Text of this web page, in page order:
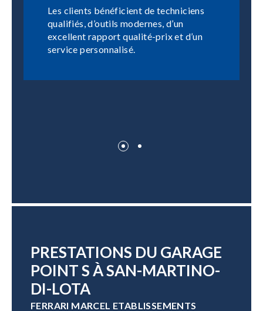
Les clients bénéficient de techniciens
qualifiés, d’outils modernes, d’un
excellent rapport qualité-prix et d’un
service personnalisé.
PRESTATIONS DU GARAGE
POINT S À SAN-MARTINO-
DI-LOTA
FERRARI MARCEL ETABLISSEMENTS